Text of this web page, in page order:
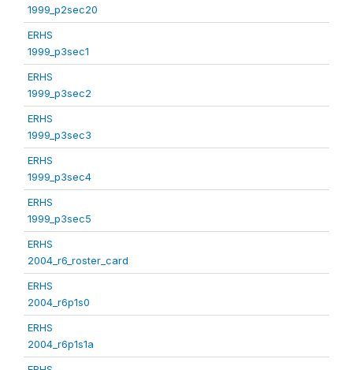
1999_p2sec20
ERHS
1999_p3sec1
ERHS
1999_p3sec2
ERHS
1999_p3sec3
ERHS
1999_p3sec4
ERHS
1999_p3sec5
ERHS
2004_r6_roster_card
ERHS
2004_r6p1s0
ERHS
2004_r6p1s1a